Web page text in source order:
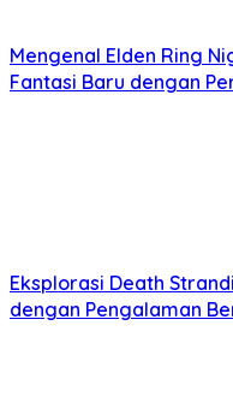
Mengenal Elden Ring
Fantasi Baru dengan
Eksplorasi Death
dengan Pengalaman